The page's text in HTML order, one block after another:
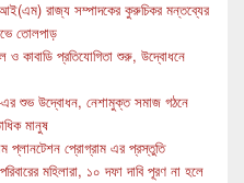
রাজ্য সম্পাদকের কুরুচিকর মন্তব্যের
তোলপাড়
ও কাবাডি প্রতিযোগিতা শুরু, উদ্বোধনে
এর শুভ উদ্বোধন, নেশামুক্ত সমাজ গঠনে
মানুষ
প্লানটেশন প্রোগ্রাম এর প্রস্তুতি
মহিলারা, ১০ দফা দাবি পূরণ না হলে